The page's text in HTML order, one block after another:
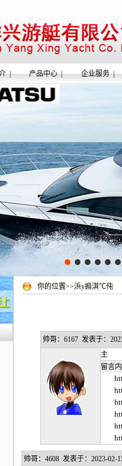
| 产品中心| 企业服务|
你的位置>>浜у搧淇℃伅
帅哥：6167 发表于：
主
留言
帅哥：4608 发表于：2023-02-